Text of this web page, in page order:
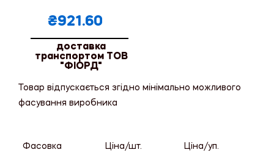
₴921.60
доставка
транспортом ТОВ
"ФІОРД"
Товар відпускається згідно мінімально можливого
фасування виробника
Фасовка Ціна/шт. Ціна/уп.